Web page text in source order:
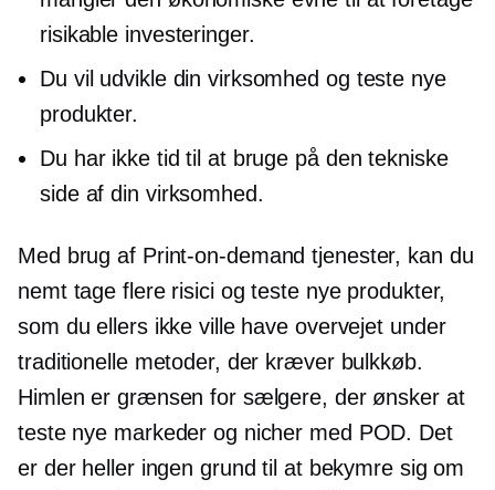
risikable investeringer.
Du vil udvikle din virksomhed og teste nye
produkter.
Du har ikke tid til at bruge på den tekniske
side af din virksomhed.
Med brug af Print-on-demand tjenester, kan du
nemt tage flere risici og teste nye produkter,
som du ellers ikke ville have overvejet under
traditionelle metoder, der kræver bulkkøb.
Himlen er grænsen for sælgere, der ønsker at
teste nye markeder og nicher med POD. Det
er der heller ingen grund til at bekymre sig om